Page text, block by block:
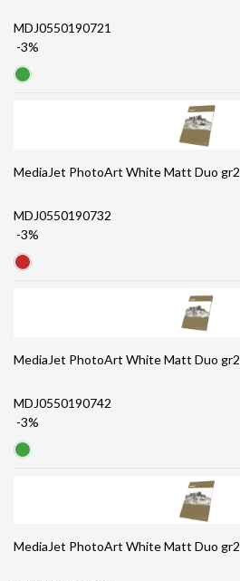
MDJ0550190721
-3%
MediaJet PhotoArt White Matt Duo
MDJ0550190732
-3%
MediaJet PhotoArt White Matt Duo
MDJ0550190742
-3%
MediaJet PhotoArt White Matt Duo